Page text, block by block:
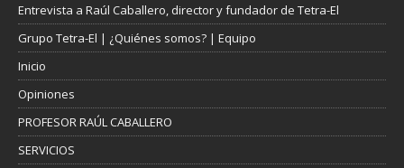
Entrevista a Raúl Caballero, director y fundador de Tetra-El
Grupo Tetra-El | ¿Quiénes somos? | Equipo
Inicio
Opiniones
PROFESOR RAÚL CABALLERO
SERVICIOS